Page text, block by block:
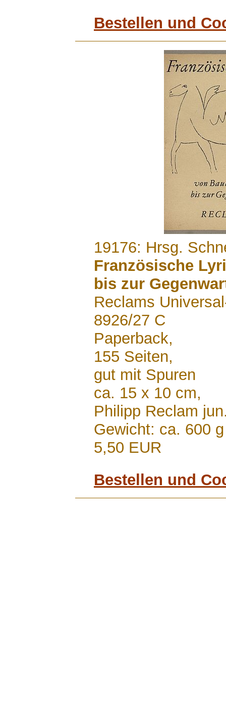
Bestellen und
19176: Hrsg.
Französische
bis zur
Reclams
8926/27 C
Paperback,
155 Seiten,
gut mit Spuren
ca. 15 x 10 cm,
Philipp Reclam
Gewicht: ca. 600 g
5,50 EUR
Bestellen und